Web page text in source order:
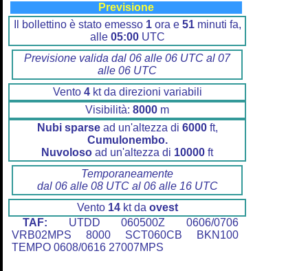
Previsione
Il bollettino è stato emesso 1ora e 51minuti fa,
alle 05:00UTC
Previsione valida dal 06 alle 06 UTC al 07
alle 06 UTC
Vento 4kt da direzioni variabili
Visibilità: 8000 m
Nubi sparsead un'altezza di 6000ft,
Cumulonembo.
Nuvoloso ad un'altezza di 10000 ft
Temporaneamente
dal 06 alle 08 UTC al 06 alle 16 UTC
Vento 14kt da ovest
TAF: UTDD 060500Z 0606/0706
VRB02MPS 8000 SCT060CB BKN100
TEMPO 0608/0616 27007MPS